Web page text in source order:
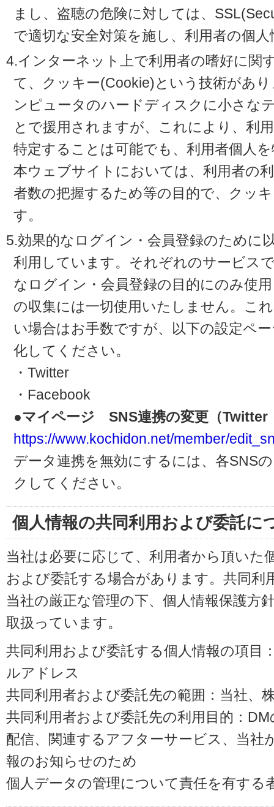
まし、盗聴の危険に対しては、
で適切な安全対策を施し、利用者の個
4.インターネット上で利用者の嗜好に関
て、クッキー(Cookie)という技術があ
ンピュータのハードディスクに小さな
とで援用されますが、これにより、利
特定することは可能でも、利用者個人
本ウェブサイトにおいては、利用者の
者数の把握するため等の目的で、クッ
す。
5.効果的なログイン・会員登録のために
利用しています。それぞれのサービス
なログイン・会員登録の目的にのみ使
の収集には一切使用いたしません。こ
い場合はお手数ですが、以下の設定ペ
化してください。
・Twitter
・Facebook
●マイページ SNS連携の変更（Twitter
https://www.kochidon.net/member/
データ連携を無効にするには、各SNS
クしてください。
個人情報の共同利用および委託に
当社は必要に応じて、利用者から頂いた
および委託する場合があります。共同利
当社の厳正な管理の下、個人情報保護方
取扱っています。
共同利用および委託する個人情報の項目
ルアドレス
共同利用者および委託先の範囲：当社、
共同利用者および委託先の利用目的：
配信、関連するアフターサービス、当社
報のお知らせのため
個人データの管理について責任を有する